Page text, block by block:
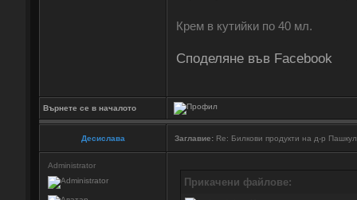
Крем в кутийки по 40 мл.
Споделяне във Facebook
Върнете се в началото
Десислава Заглавие: Re: Билкови продукти на д-р
Administrator
Прикачени файлове: